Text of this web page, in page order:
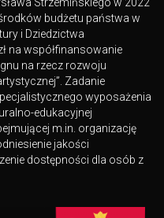
budżetu państwa w
i Dziedzictwa
na współfinansowanie
na rzecz rozwoju
Zadanie
wyposażenia
edukacyjnej
m.in. organizację
jakości
dostępności dla osób z